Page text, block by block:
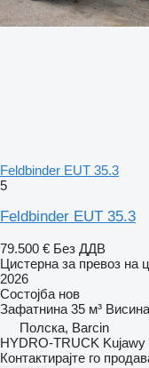
Feldbinder EUT 35.3
5
Feldbinder EUT 35.3
79.500 € Без ДДВ
Цистерна за превоз на
2026
Состојба нов
Зафатнина 35 м³
Полска, Barcin
HYDRO-TRUCK Kujawy
Контактирајте го